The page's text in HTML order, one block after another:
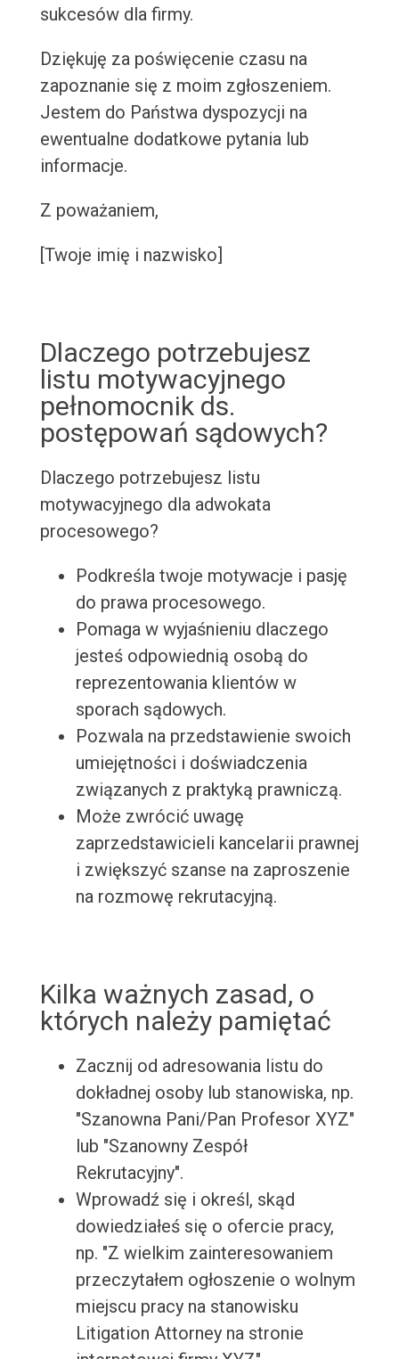
sukcesów dla firmy.
Dziękuję za poświęcenie czasu na
zapoznanie się z moim zgłoszeniem.
Jestem do Państwa dyspozycji na
ewentualne dodatkowe pytania lub
informacje.
Z poważaniem,
[Twoje imię i nazwisko]
Dlaczego potrzebujesz
listu motywacyjnego
pełnomocnik ds.
postępowań sądowych?
Dlaczego potrzebujesz listu
motywacyjnego dla adwokata
procesowego?
Podkreśla twoje motywacje i pasję
do prawa procesowego.
Pomaga w wyjaśnieniu dlaczego
jesteś odpowiednią osobą do
reprezentowania klientów w
sporach sądowych.
Pozwala na przedstawienie swoich
umiejętności i doświadczenia
związanych z praktyką prawniczą.
Może zwrócić uwagę
zaprzedstawicieli kancelarii prawnej
i zwiększyć szanse na zaproszenie
na rozmowę rekrutacyjną.
Kilka ważnych zasad, o
których należy pamiętać
Zacznij od adresowania listu do
dokładnej osoby lub stanowiska, np.
"Szanowna Pani/Pan Profesor XYZ"
lub "Szanowny Zespół
Rekrutacyjny".
Wprowadź się i określ, skąd
dowiedziałeś się o ofercie pracy,
np. "Z wielkim zainteresowaniem
przeczytałem ogłoszenie o wolnym
miejscu pracy na stanowisku
Litigation Attorney na stronie